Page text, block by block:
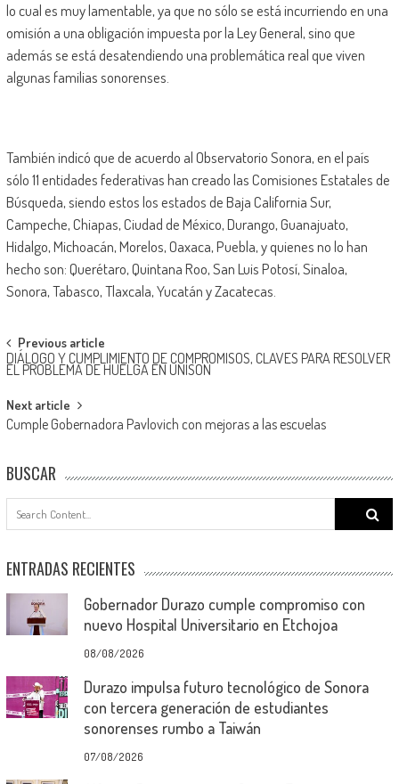
lo cual es muy lamentable, ya que no sólo se está incurriendo en una
omisión a una obligación impuesta por la Ley General, sino que
además se está desatendiendo una problemática real que viven
algunas familias sonorenses.
También indicó que de acuerdo al Observatorio Sonora, en el país
sólo 11 entidades federativas han creado las Comisiones Estatales de
Búsqueda, siendo estos los estados de Baja California Sur,
Campeche, Chiapas, Ciudad de México, Durango, Guanajuato,
Hidalgo, Michoacán, Morelos, Oaxaca, Puebla, y quienes no lo han
hecho son: Querétaro, Quintana Roo, San Luis Potosí, Sinaloa,
Sonora, Tabasco, Tlaxcala, Yucatán y Zacatecas.
Post
navigation
Previous article
DIÁLOGO Y CUMPLIMIENTO DE COMPROMISOS, CLAVES PARA RESOLVER
EL PROBLEMA DE HUELGA EN UNISON
Next article
Cumple Gobernadora Pavlovich con mejoras a las escuelas
BUSCAR
Search
for:
ENTRADAS RECIENTES
Gobernador Durazo cumple compromiso con
nuevo Hospital Universitario en Etchojoa
08/08/2026
Durazo impulsa futuro tecnológico de Sonora
con tercera generación de estudiantes
sonorenses rumbo a Taiwán
07/08/2026